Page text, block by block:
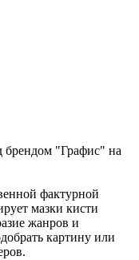
брендом "Графис" на
фактурной
мазки кисти
жанров и
картину или